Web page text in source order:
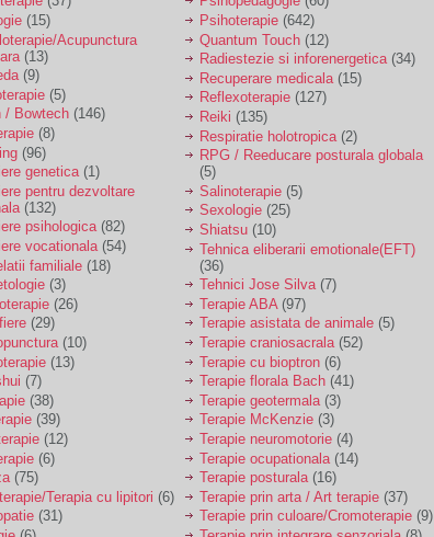
(15)
Acupunctura
(13)
(9)
(5)
/ Bowtech (146)
(8)
(96)
genetica(1)
pentru dezvoltare
(132)
psihologica(82)
vocationala (54)
familiale (18)
(3)
(26)
(29)
(10)
(13)
(7)
(38)
(39)
(12)
(6)
(75)
Terapia cu lipitori (6)
(31)
Psihoterapie (642)
Quantum Touch (12)
Radiestezie si inforenergetica(34)
Recuperare medicala (15)
Reflexoterapie (127)
Reiki (135)
Respiratie holotropica (2)
RPG / Reeducare posturala globala
(5)
Salinoterapie (5)
Sexologie (25)
Shiatsu (10)
Tehnica eliberarii emotionale(EFT)
(36)
Tehnici Jose Silva(7)
Terapie ABA (97)
Terapie asistata de animale (5)
Terapie craniosacrala (52)
Terapie cu bioptron (6)
Terapie florala Bach (41)
Terapie geotermala (3)
Terapie McKenzie (3)
Terapie neuromotorie (4)
Terapie ocupationala (14)
Terapie posturala(16)
Terapie prin arta / Art terapie (37)
Terapie prin culoare/Cromoterapie (9)